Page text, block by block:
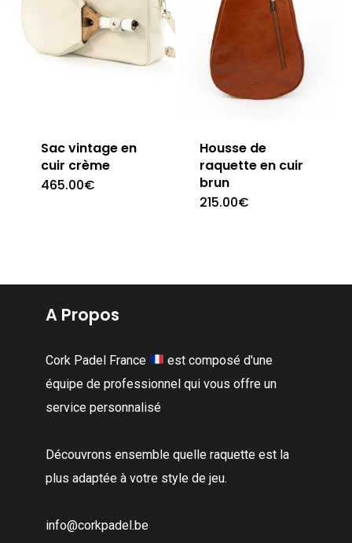
Sac vintage en
cuir crème
465.00€
Housse de
raquette en cuir
brun
215.00€
A Propos
Cork Padel France
est composé d'une
équipe de professionnel qui vous offre un
service personnalisé
Découvrons ensemble quelle raquette est la
plus adaptée à votre style de jeu.
info@corkpadel.be